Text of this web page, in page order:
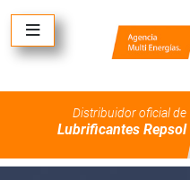
Distribuidor oficial de
Lubrificantes Repsol